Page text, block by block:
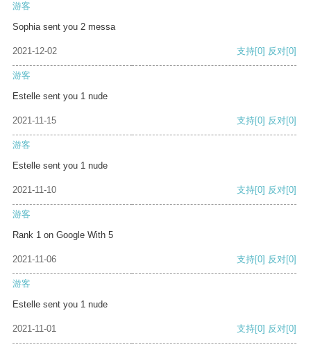
游客
Sophia sent you 2 messa
2021-12-02 支持[0] 反对[0]
游客
Estelle sent you 1 nude
2021-11-15 支持[0] 反对[0]
游客
Estelle sent you 1 nude
2021-11-10 支持[0] 反对[0]
游客
Rank 1 on Google With 5
2021-11-06 支持[0] 反对[0]
游客
Estelle sent you 1 nude
2021-11-01 支持[0] 反对[0]